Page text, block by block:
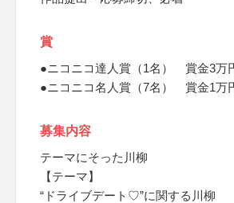
賞
●ニコニコ達人賞（1名） 賞金3万
●ニコニコ名人賞（7名） 賞金1万
募集内容
テーマにそった川柳
【テーマ】
“ドライブデート♡”に関する川柳